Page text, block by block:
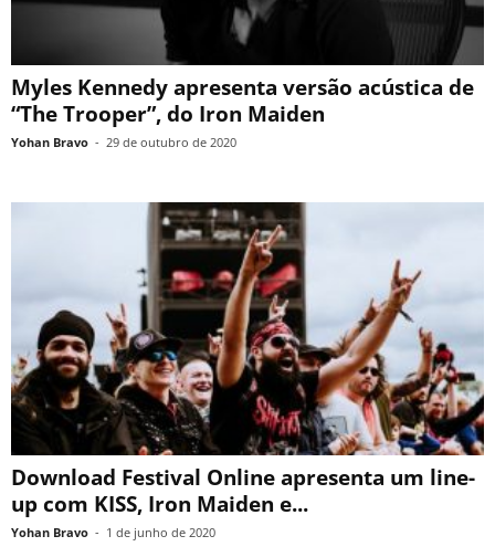
Myles Kennedy apresenta versão acústica de
“The Trooper”, do Iron Maiden
Yohan Bravo - 29 de outubro de 2020
Download Festival Online apresenta um line-
up com KISS, Iron Maiden e...
Yohan Bravo - 1 de junho de 2020